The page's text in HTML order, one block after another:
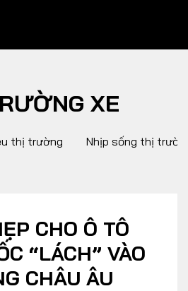
XE XANH
DOANH NGHIỆP
XE
thị trường Nhịp sống thị
CHO Ô TÔ
“LÁCH” VÀO
CHÂU ÂU